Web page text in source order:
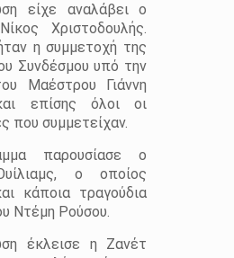
είχε αναλάβει ο
Χριστοδουλής.
η συμμετοχή της
Συνδέσμου υπό την
Μαέστρου Γιάννη
επίσης όλοι οι
που συμμετείχαν.
παρουσίασε ο
ο οποίος
κάποια τραγούδια
Ντέμη Ρούσου.
έκλεισε η Ζανέτ